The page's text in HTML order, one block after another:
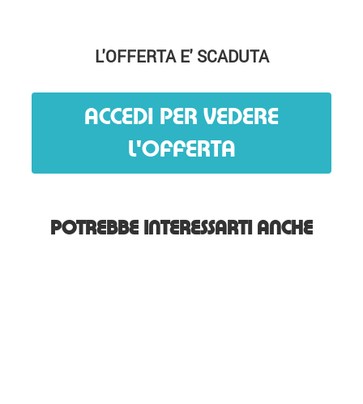
L'OFFERTA E' SCADUTA
ACCEDI PER VEDERE
L'OFFERTA
POTREBBE INTERESSARTI ANCHE